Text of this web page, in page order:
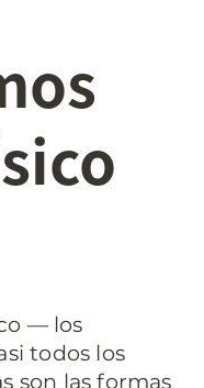
— los
todos los
son las formas